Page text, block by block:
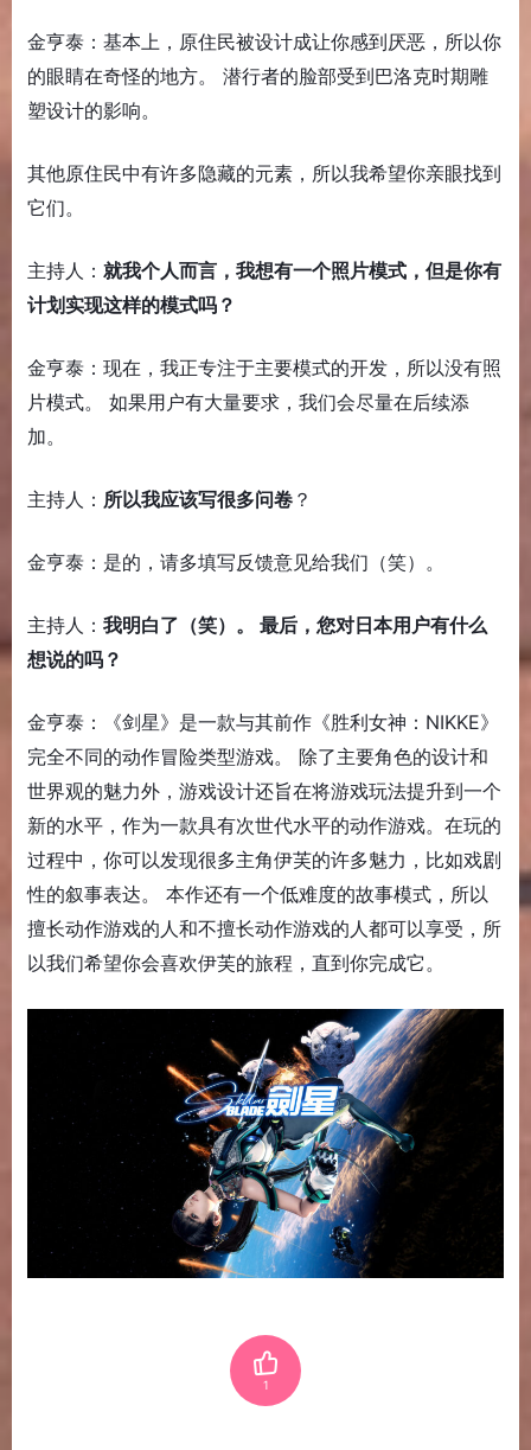
金亨泰：基本上，原住民被设计成让你感到厌恶，所以你
的眼睛在奇怪的地方。 潜行者的脸部受到巴洛克时期雕
塑设计的影响。
其他原住民中有许多隐藏的元素，所以我希望你亲眼找到
它们。
主持人： 就我个人而言，我想有一个照片模式，但是你有
计划实现这样的模式吗？
金亨泰：现在，我正专注于主要模式的开发，所以没有照
片模式。 如果用户有大量要求，我们会尽量在后续添
加。
主持人： 所以我应该写很多问卷 ？
金亨泰：是的，请多填写反馈意见给我们（笑）。
主持人： 我明白了（笑）。 最后，您对日本用户有什么
想说的吗？
金亨泰：《剑星》是一款与其前作《胜利女神：NIKKE》
完全不同的动作冒险类型游戏。 除了主要角色的设计和
世界观的魅力外，游戏设计还旨在将游戏玩法提升到一个
新的水平，作为一款具有次世代水平的动作游戏。在玩的
过程中，你可以发现很多主角伊芙的许多魅力，比如戏剧
性的叙事表达。 本作还有一个低难度的故事模式，所以
擅长动作游戏的人和不擅长动作游戏的人都可以享受，所
以我们希望你会喜欢伊芙的旅程，直到你完成它。
1